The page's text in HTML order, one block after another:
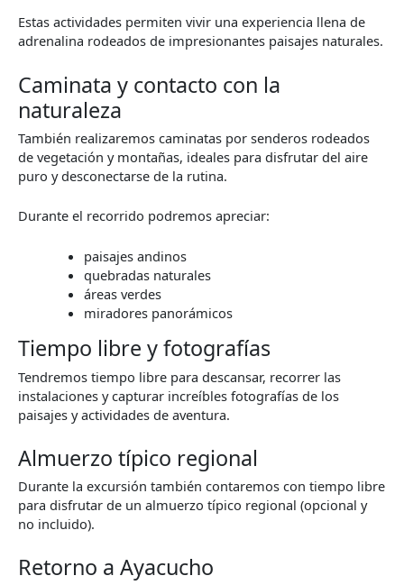
Estas actividades permiten vivir una experiencia llena de
adrenalina rodeados de impresionantes paisajes naturales.
Caminata y contacto con la
naturaleza
También realizaremos caminatas por senderos rodeados
de vegetación y montañas, ideales para disfrutar del aire
puro y desconectarse de la rutina.
Durante el recorrido podremos apreciar:
paisajes andinos
quebradas naturales
áreas verdes
miradores panorámicos
Tiempo libre y fotografías
Tendremos tiempo libre para descansar, recorrer las
instalaciones y capturar increíbles fotografías de los
paisajes y actividades de aventura.
Almuerzo típico regional
Durante la excursión también contaremos con tiempo libre
para disfrutar de un almuerzo típico regional (opcional y
no incluido).
Retorno a Ayacucho